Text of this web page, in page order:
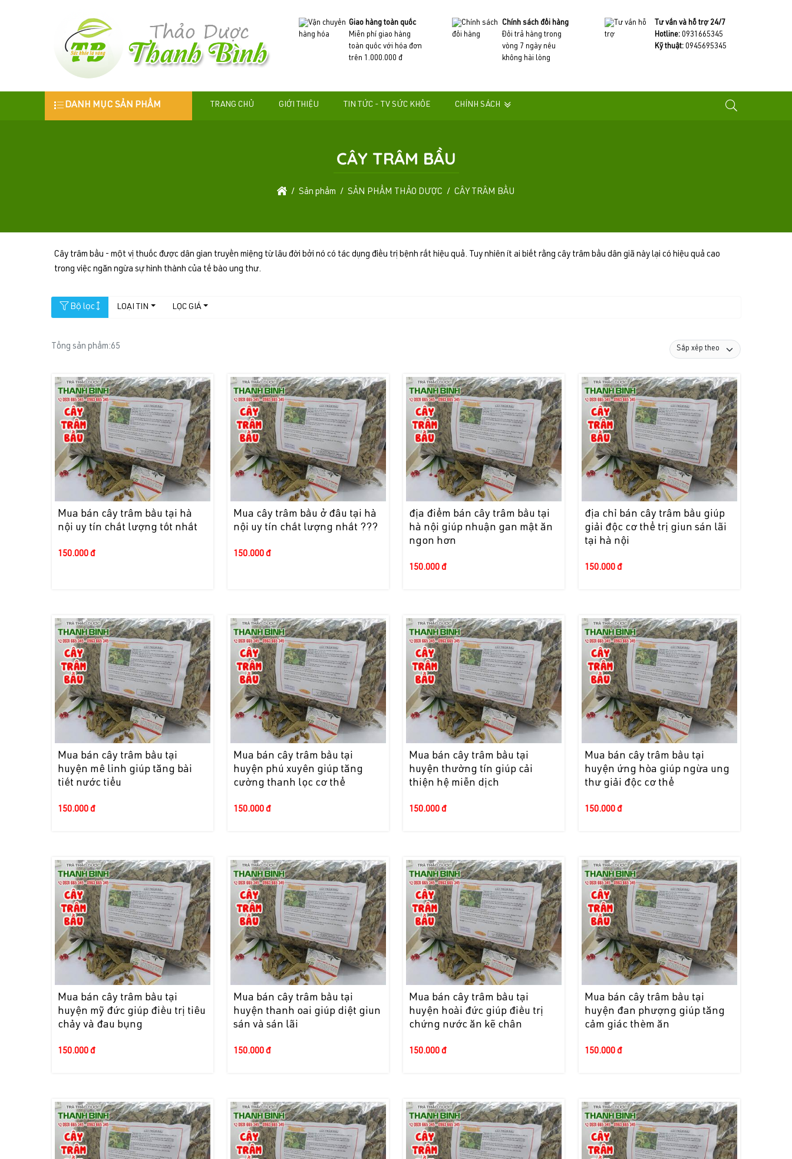
Giao hàng toàn quốc
Miễn phí giao hàng
toàn quốc với hóa đơn
trên 1.000.000 đ
Chính sách đổi hàng
Đổi trả hàng trong
vòng 7 ngày nếu
không hài lòng
Tư vấn và hỗ trợ 24/7
Hotline:0931665345
Kỹ thuật: 0945695345
DANH MỤC SẢN PHẨM TRANG CHỦ GIỚI THIỆU TIN TỨC - TV SỨC KHỎE CHÍNH SÁCH
CÂY TRÂM BẦU
Sản phẩm SẢN PHẨM THẢO DƯỢC CÂY TRÂM BẦU
Cây trâm bầu - một vị thuốc được dân gian truyền miệng từ lâu đời bởi nó có tác dụng điều trị bệnh rất hiệu quả. Tuy nhiên ít ai biết rằng cây trâm bầu dân giã này lại có hiệu quả cao
trong việc ngăn ngừa sự hình thành của tế bào ung thư.
Bộ lọc LOẠI TIN LỌC GIÁ
Tổng sản phẩm:65
Mua bán cây trâm bầu tại hà
nội uy tín chất lượng tốt nhất
150.000 đ
Mua cây trâm bầu ở đâu tại hà
nội uy tín chất lượng nhất ???
150.000 đ
địa điểm bán cây trâm bầu tại
hà nội giúp nhuận gan mật ăn
ngon hơn
150.000 đ
địa chỉ bán cây trâm bầu giúp
giải độc cơ thể trị giun sán lãi
tại hà nội
150.000 đ
Mua bán cây trâm bầu tại
huyện mê linh giúp tăng bài
tiết nước tiểu
150.000 đ
Mua bán cây trâm bầu tại
huyện phú xuyên giúp tăng
cường thanh lọc cơ thể
150.000 đ
Mua bán cây trâm bầu tại
huyện thường tín giúp cải
thiện hệ miễn dịch
150.000 đ
Mua bán cây trâm bầu tại
huyện ứng hòa giúp ngừa ung
thư giải độc cơ thể
150.000 đ
Mua bán cây trâm bầu tại
huyện mỹ đức giúp điều trị tiêu
chảy và đau bụng
150.000 đ
Mua bán cây trâm bầu tại
huyện thanh oai giúp diệt giun
sán và sán lãi
150.000 đ
Mua bán cây trâm bầu tại
huyện hoài đức giúp điều trị
chứng nước ăn kẽ chân
150.000 đ
Mua bán cây trâm bầu tại
huyện đan phượng giúp tăng
cảm giác thèm ăn
150.000 đ